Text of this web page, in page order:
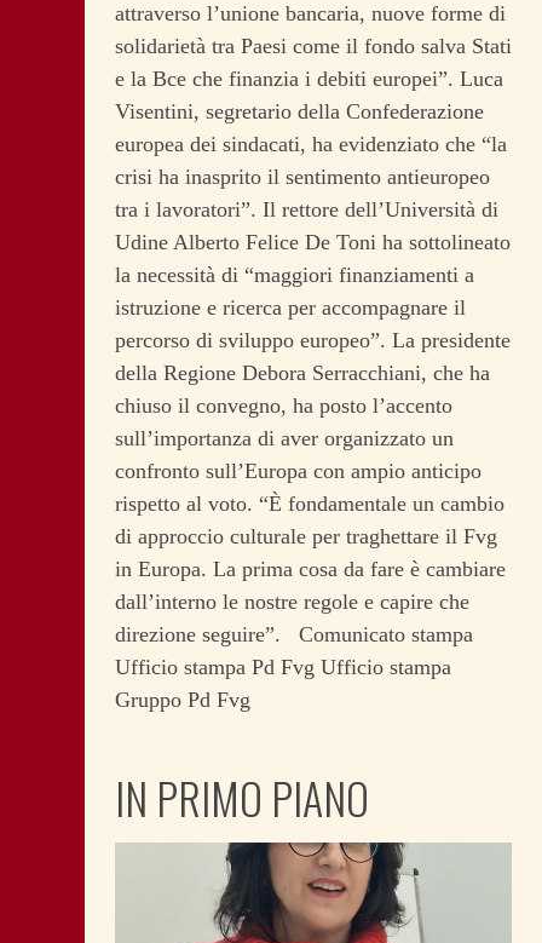
attraverso l’unione bancaria, nuove forme di
solidarietà tra Paesi come il fondo salva Stati
e la Bce che finanzia i debiti europei”. Luca
Visentini, segretario della Confederazione
europea dei sindacati, ha evidenziato che “la
crisi ha inasprito il sentimento antieuropeo
tra i lavoratori”. Il rettore dell’Università di
Udine Alberto Felice De Toni ha sottolineato
la necessità di “maggiori finanziamenti a
istruzione e ricerca per accompagnare il
percorso di sviluppo europeo”. La presidente
della Regione Debora Serracchiani, che ha
chiuso il convegno, ha posto l’accento
sull’importanza di aver organizzato un
confronto sull’Europa con ampio anticipo
rispetto al voto. “È fondamentale un cambio
di approccio culturale per traghettare il Fvg
in Europa. La prima cosa da fare è cambiare
dall’interno le nostre regole e capire che
direzione seguire”. Comunicato stampa
Ufficio stampa Pd Fvg Ufficio stampa
Gruppo Pd Fvg
IN PRIMO PIANO